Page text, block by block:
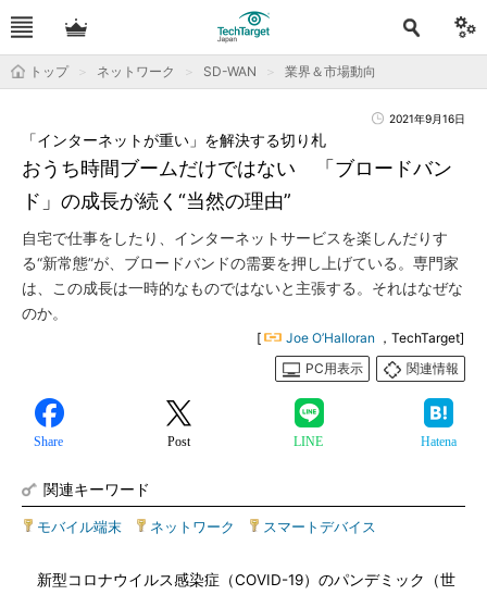
トップ ネットワーク SD-WAN 業界＆市場動向
2021年9月16日
おうち時間ブームだけではない 「ブロードバン
ド」の成長が続く“当然の理由”
「インターネットが重い」を解決する切り札
自宅で仕事をしたり、インターネットサービスを楽しんだりす
る“新常態”が、ブロードバンドの需要を押し上げている。専門家
は、この成長は一時的なものではないと主張する。それはなぜな
のか。
[ Joe O’Halloran ，TechTarget]
PC用表示
関連情報
Share Post LINE Hatena
関連キーワード
モバイル端末 ネットワーク スマートデバイス
新型コロナウイルス感染症（COVID-19）のパンデミック（世